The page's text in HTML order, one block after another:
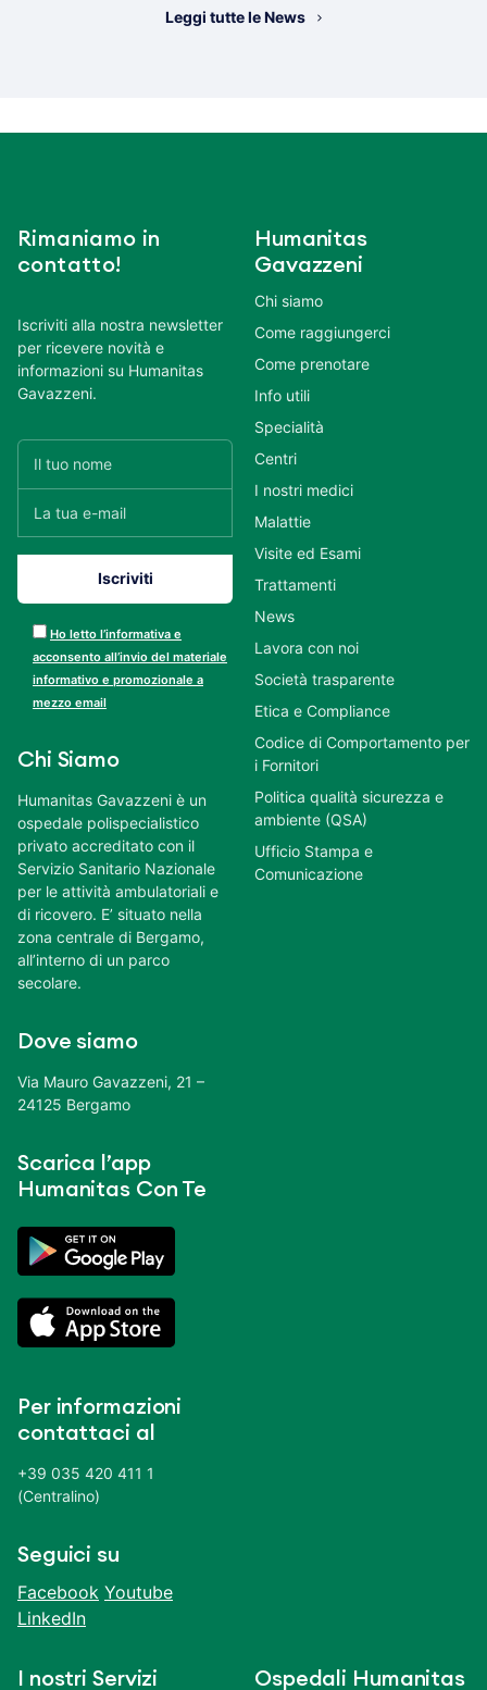
Leggi tutte le News
Rimaniamo in
contatto!
Iscriviti alla nostra newsletter
per ricevere novità e
informazioni su Humanitas
Gavazzeni.
Ho letto l’informativa e
acconsento all’invio del materiale
informativo e promozionale a
mezzo email
Chi Siamo
Humanitas Gavazzeni è un
ospedale polispecialistico
privato accreditato con il
Servizio Sanitario Nazionale
per le attività ambulatoriali e
di ricovero. E’ situato nella
zona centrale di Bergamo,
all’interno di un parco
secolare.
Dove siamo
Via Mauro Gavazzeni, 21 –
24125 Bergamo
Scarica l’app
Humanitas Con Te
Per informazioni
contattaci al
+39 035 420 411 1
(Centralino)
Seguici su
Facebook Youtube
LinkedIn
Humanitas
Gavazzeni
Chi siamo
Come raggiungerci
Come prenotare
Info utili
Specialità
Centri
I nostri medici
Malattie
Visite ed Esami
Trattamenti
News
Lavora con noi
Società trasparente
Etica e Compliance
Codice di Comportamento per
i Fornitori
Politica qualità sicurezza e
ambiente (QSA)
Ufficio Stampa e
Comunicazione
I nostri Servizi Ospedali Humanitas